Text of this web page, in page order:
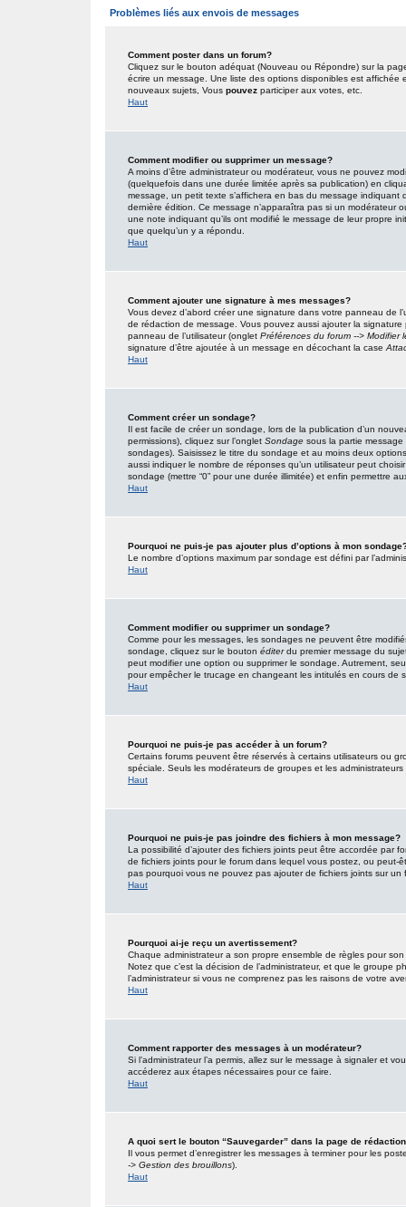
Problèmes liés aux envois de messages
Comment poster dans un forum?
Cliquez sur le bouton adéquat (Nouveau ou Répondre) sur la
écrire un message. Une liste des options disponibles est
nouveaux sujets, Vous pouvez participer aux votes, etc.
Haut
Comment modifier ou supprimer un message?
A moins d’être administrateur ou modérateur, vous ne pouvez
(quelquefois dans une durée limitée après sa publication) en
message, un petit texte s’affichera en bas du message indiquant
dernière édition. Ce message n’apparaîtra pas si un modérateur
une note indiquant qu’ils ont modifié le message de leur propre
que quelqu’un y a répondu.
Haut
Comment ajouter une signature à mes messages?
Vous devez d’abord créer une signature dans votre panneau de
de rédaction de message. Vous pouvez aussi ajouter la
panneau de l’utilisateur (onglet Préférences du forum --> Modifier
signature d’être ajoutée à un message en décochant la case
Haut
Comment créer un sondage?
Il est facile de créer un sondage, lors de la publication d’un
permissions), cliquez sur l’onglet Sondage sous la partie
sondages). Saisissez le titre du sondage et au moins deux
aussi indiquer le nombre de réponses qu’un utilisateur peut
sondage (mettre “0” pour une durée illimitée) et enfin permettre
Haut
Pourquoi ne puis-je pas ajouter plus d’options à mon
Le nombre d’options maximum par sondage est défini par
Haut
Comment modifier ou supprimer un sondage?
Comme pour les messages, les sondages ne peuvent être
sondage, cliquez sur le bouton éditerdu premier message du
peut modifier une option ou supprimer le sondage. Autrement,
pour empêcher le trucage en changeant les intitulés en cours de
Haut
Pourquoi ne puis-je pas accéder à un forum?
Certains forums peuvent être réservés à certains utilisateurs ou
spéciale. Seuls les modérateurs de groupes et les
Haut
Pourquoi ne puis-je pas joindre des fichiers à mon message?
La possibilité d’ajouter des fichiers joints peut être accordée par
de fichiers joints pour le forum dans lequel vous postez, ou peut-
pas pourquoi vous ne pouvez pas ajouter de fichiers joints sur un
Haut
Pourquoi ai-je reçu un avertissement?
Chaque administrateur a son propre ensemble de règles pour
Notez que c’est la décision de l’administrateur, et que le groupe
l’administrateur si vous ne comprenez pas les raisons de votre
Haut
Comment rapporter des messages à un modérateur?
Si l’administrateur l’a permis, allez sur le message à signaler et
accéderez aux étapes nécessaires pour ce faire.
Haut
A quoi sert le bouton “Sauvegarder” dans la page de
Il vous permet d’enregistrer les messages à terminer pour les
-> Gestion des brouillons).
Haut